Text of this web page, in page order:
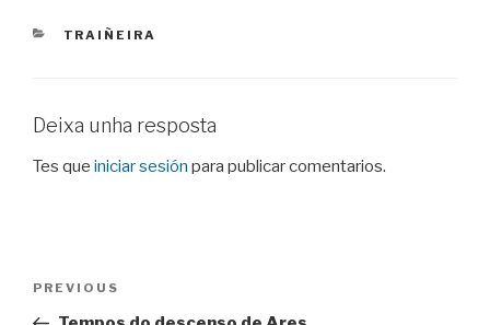
CATEGORIES
TRAIÑEIRA
Deixa unha resposta
Tes que iniciar sesión para publicar comentarios.
Previous
Post
PREVIOUS